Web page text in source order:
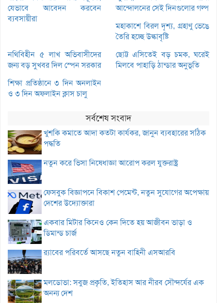
যেভাবে আবেদন করবেন
ব্যবসায়ীরা
আন্দোলনের সেই দিনগুলোর গল্প
মহাকাশে বিরল দৃশ্য, গ্রহাণু ভেঙে
তৈরি হচ্ছে উল্কাবৃষ্টি
নথিবিহীন ৫ লাখ অভিবাসীদের
জন্য বড় সুখবর দিল স্পেন সরকার
ছোট্ট এসিতেই বড় চমক, ঘরেই
মিলবে পাহাড়ি ঠান্ডার অনুভূতি
শিক্ষা প্রতিষ্ঠানে ৩ দিন অনলাইন
ও ৩ দিন অফলাইন ক্লাস চালু
সর্বশেষ সংবাদ
খুশকি কমাতে আদা কতটা কার্যকর, জানুন ব্যবহারের সঠিক
পদ্ধতি
নতুন করে ভিসা নিষেধাজ্ঞা আরোপ করল যুক্তরাষ্ট্র
ফেসবুক বিজ্ঞাপনে বিকাশ পেমেন্ট, নতুন সুযোগের অপেক্ষায়
দেশের উদ্যোক্তারা
একবার মিটার কিনেও কেন দিতে হয় আজীবন ভাড়া ও
ডিমান্ড চার্জ
র‌্যাবের পরিবর্তে আসছে নতুন বাহিনী এসআরবি
মলডোভা: সবুজ প্রকৃতি, ইতিহাস আর নীরব সৌন্দর্যের এক
অনন্য দেশ